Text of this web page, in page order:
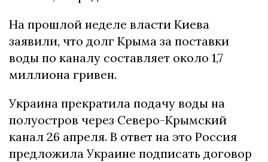
На прошлой неделе власти Киева
заявили, что долг Крыма за поставки
воды по каналу составляет около 1,7
миллиона гривен.
Украина прекратила подачу воды на
полуостров через Северо-Крымский
канал 26 апреля. В ответ на это Россия
предложила Украине подписать договор